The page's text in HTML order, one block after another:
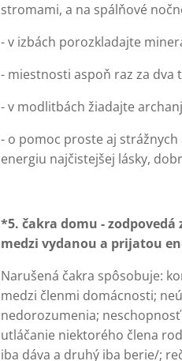
stromami, a na spálňové
- v izbách porozkladajte
- miestnosti aspoň raz za
- v modlitbách žiadajte
- o pomoc proste aj
energiu najčistejšej lásky,
*5. čakra domu -
medzi vydanou a prijatou
Narušená čakra spôsobuje:
medzi členmi domácnosti;
nedorozumenia;
utláčanie niektorého člena
iba dáva a druhý iba berie/;